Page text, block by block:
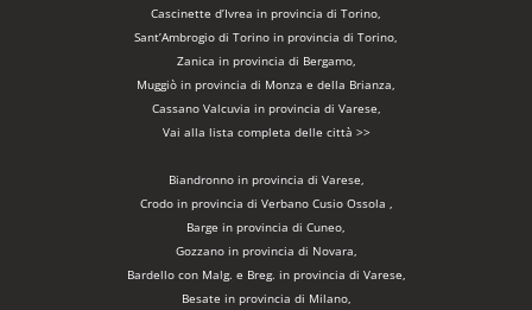
Cascinette d’Ivrea in provincia di Torino,
Sant’Ambrogio di Torino in provincia di Torino,
Zanica in provincia di Bergamo,
Muggiò in provincia di Monza e della Brianza,
Cassano Valcuvia in provincia di Varese,
Vai alla lista completa delle città >>
Biandronno in provincia di Varese,
Crodo in provincia di Verbano Cusio Ossola ,
Barge in provincia di Cuneo,
Gozzano in provincia di Novara,
Bardello con Malg. e Breg. in provincia di Varese,
Besate in provincia di Milano,